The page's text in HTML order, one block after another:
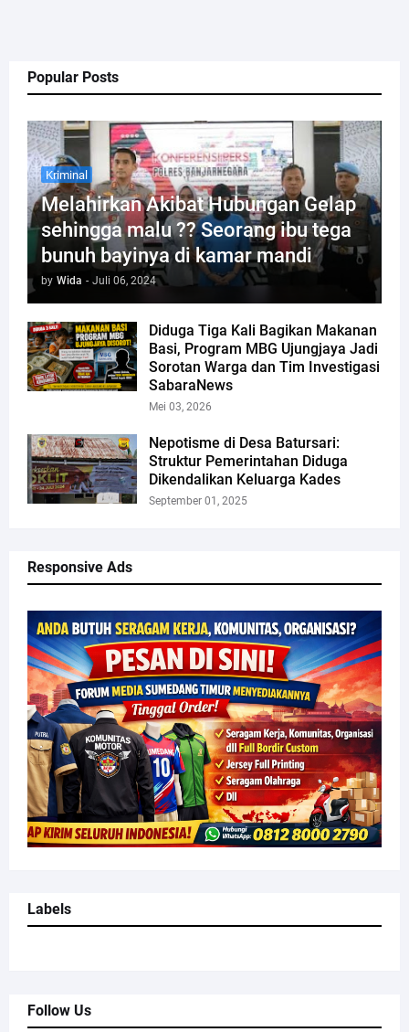
Popular Posts
Kriminal
Melahirkan Akibat Hubungan Gelap
sehingga malu ?? Seorang ibu tega
bunuh bayinya di kamar mandi
by Wida - Juli 06, 2024
Diduga Tiga Kali Bagikan Makanan
Basi, Program MBG Ujungjaya Jadi
Sorotan Warga dan Tim Investigasi
SabaraNews
Mei 03, 2026
Nepotisme di Desa Batursari:
Struktur Pemerintahan Diduga
Dikendalikan Keluarga Kades
September 01, 2025
Responsive Ads
Labels
Follow Us